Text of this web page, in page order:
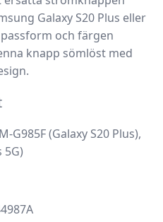
Galaxy S20 Plus eller
passform och färgen
knapp sömlöst med
G985F (Galaxy S20 Plus),
5G)